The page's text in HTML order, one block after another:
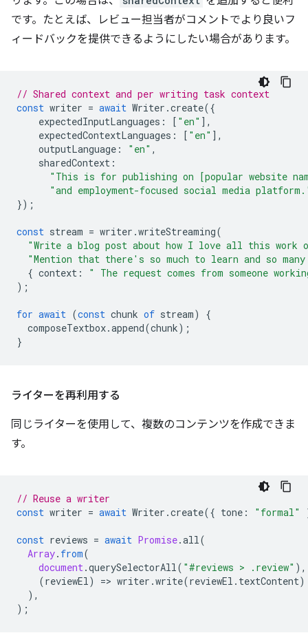
です。たとえば、レビュー担当者がコメントでより良いフ
ィードバックを提供できるようにしたい場合があります。
// Shared context and per writing task context
const writer = await Writer .create({
expectedInputLanguages : [ "en" ],
expectedContextLanguages : [ "en" ],
outputLanguage : "en" ,
sharedContext :
"This is for publishing on [popular website
"and employment-focused social media
});
const stream = writer .writeStreaming(
"Write a blog post about how I love all this work
"Mention that there's so much to learn and so
{ context :
" The request comes from someone
);
for await (const chunk of stream)
{
composeTextbox.append(chunk);
}
ライターを再利用する
同じライターを使用して、複数のコンテンツを作成できま
す。
// Reuse a writer
const writer = await Writer .create({ tone : "formal"
const reviews = await Promise.all(
Array. from(
document.querySelectorAll( "#reviews > .review" ),
(reviewEl) => writer .write(reviewEl . textContent)
),
);